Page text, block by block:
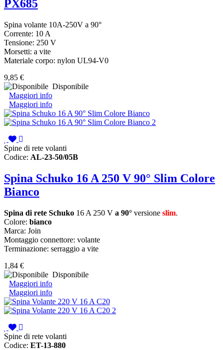
PX685
Spina volante 10A-250V a 90°
Corrente: 10 A
Tensione: 250 V
Morsetti: a vite
Materiale corpo: nylon UL94-V0
9,85 €
Disponibile
Maggiori info
Maggiori info
Spine di rete volanti
Codice: AL-23-50/05B
Spina Schuko 16 A 250 V 90° Slim Colore
Bianco
Spina di rete Schuko 16 A 250 V a 90° versione slim.
Colore: bianco
Marca: Join
Montaggio connettore: volante
Terminazione: serraggio a vite
1,84 €
Disponibile
Maggiori info
Maggiori info
Spine di rete volanti
Codice: ET-13-880